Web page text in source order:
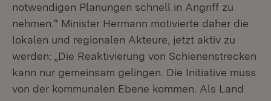
notwendigen Planungen schnell in Angriff zu
nehmen.“ Minister Hermann motivierte daher die
lokalen und regionalen Akteure, jetzt aktiv zu
werden: „Die Reaktivierung von Schienenstrecken
kann nur gemeinsam gelingen. Die Initiative muss
von der kommunalen Ebene kommen. Als Land